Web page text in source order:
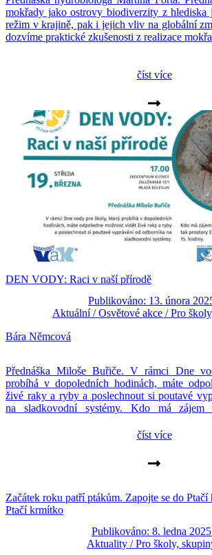
mokřady jako ostrovy biodiverzity z
režim v krajině, pak i jejich vliv na globální
dozvíme praktické zkušenosti z realizace
číst více
DEN VODY: Raci v naší přírodě
Publikováno: 13. února
Aktuální/Osvětové akce/Pro
Bára Němcová
Přednáška Miloše Buřiče. V rámci Dne
probíhá v dopoledních hodinách, máte
živé raky a ryby a poslechnout si poutavé
na sladkovodní systémy. Kdo má zájem
číst více
Začátek roku patří ptákům. Zapojte se do
Ptačí krmítko
Publikováno: 8. ledna
Aktuality /Pro školy,